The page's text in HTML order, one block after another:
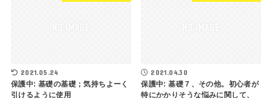
2021.05.24
保護中: 基礎の基礎；気持ちよーく
引けるように使用
2021.04.30
保護中: 基礎７、その他。初心者が
特にかかりそうな悩みに関して、